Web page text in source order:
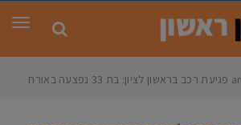
פגיעת רכב בראשון לציון: בת 33 נפצעה באורח